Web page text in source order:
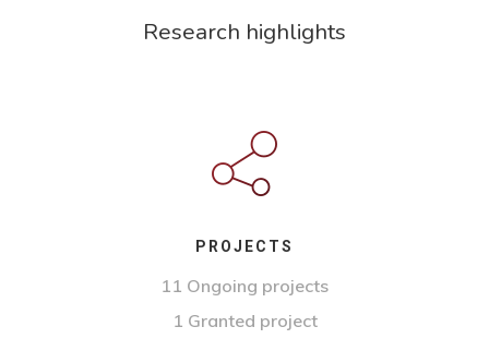
Research highlights
PROJECTS
11 Ongoing projects
1 Granted project